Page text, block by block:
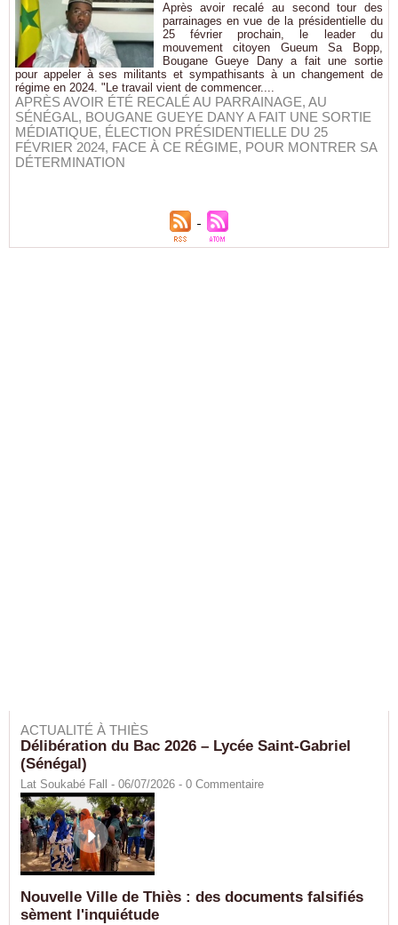
Après avoir recalé au second tour des
parrainages en vue de la présidentielle du
25 février prochain, le leader du
mouvement citoyen Gueum Sa Bopp,
Bougane Gueye Dany a fait une sortie
pour appeler à ses militants et sympathisants à un changement de
régime en 2024. "Le travail vient de commencer....
APRÈS AVOIR ÉTÉ RECALÉ AU PARRAINAGE, AU
SÉNÉGAL , BOUGANE GUEYE DANY A FAIT UNE SORTIE
MÉDIATIQUE, ÉLECTION PRÉSIDENTIELLE DU 25
FÉVRIER 2024, FACE À CE RÉGIME, POUR MONTRER SA
DÉTERMINATION
ACTUALITÉ À THIÈS
Délibération du Bac 2026 – Lycée Saint-Gabriel
(Sénégal)
Lat Soukabé Fall - 06/07/2026 - 0 Commentaire
Nouvelle Ville de Thiès : des documents falsifiés
sèment l'inquiétude